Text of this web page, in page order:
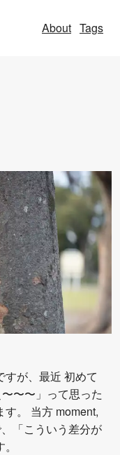
About Tags
すが、最近 初めて
〜〜」って思った
。 当方 moment,
「こういう差分が